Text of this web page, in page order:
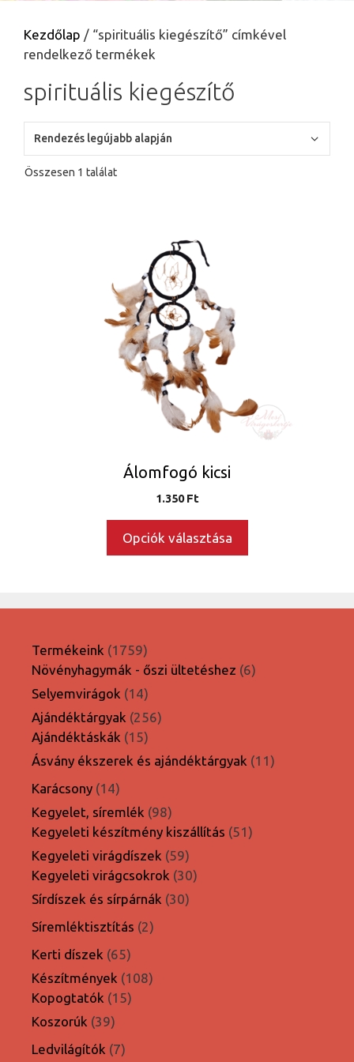
Kezdőlap / “spirituális kiegészítő” címkével
rendelkező termékek
spirituális kiegészítő
Összesen 1 találat
Álomfogó kicsi
1.350Ft
Opciók választása
Termékeink 17591759
termék
Növényhagymák - őszi ültetéshez 66
Selyemvirágok 1414
termék
Ajándéktárgyak 256256
Ajándéktáskák 1515
termék
Ásvány ékszerek és ajándéktárgyak 1111
Karácsony 1414
termék
Kegyelet, síremlék 9898
termék
Kegyeleti készítmény kiszállítás 5151
Kegyeleti virágdíszek 5959
termék
Kegyeleti virágcsokrok 3030
Sírdíszek és sírpárnák 3030
Síremléktisztítás 22
Kerti díszek 6565
termék
Készítmények 108108
Kopogtatók 1515
Koszorúk 3939
termék
Ledvilágítók 77